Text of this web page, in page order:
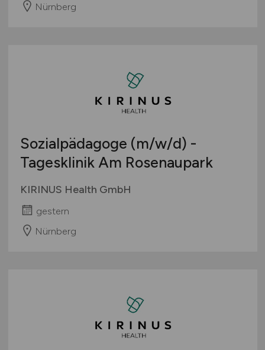
Nürnberg
Sozialpädagoge (m/w/d) -
Tagesklinik Am Rosenaupark
KIRINUS Health GmbH
gestern
Nürnberg